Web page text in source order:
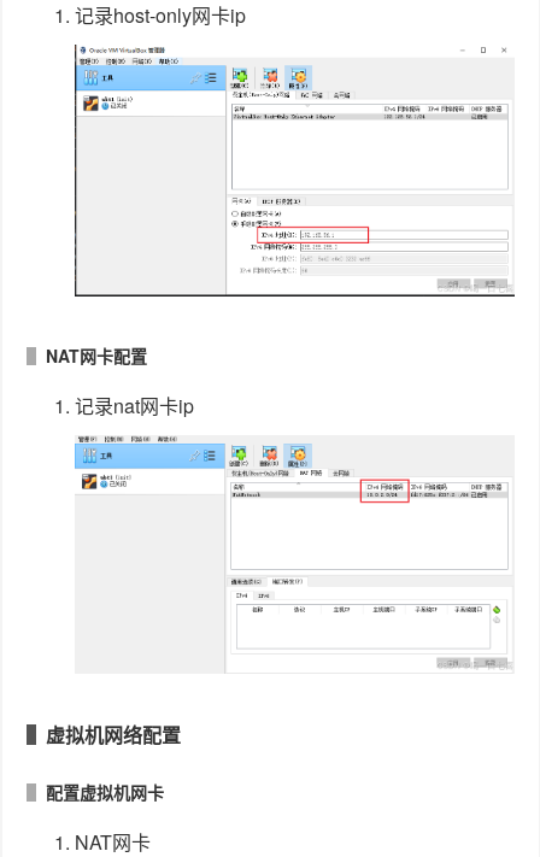
记录host-only网卡ip
NAT网卡配置
记录nat网卡ip
虚拟机网络配置
配置虚拟机网卡
NAT网卡